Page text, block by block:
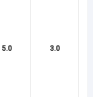
5.0 3.0